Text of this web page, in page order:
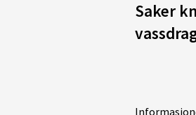
Saker